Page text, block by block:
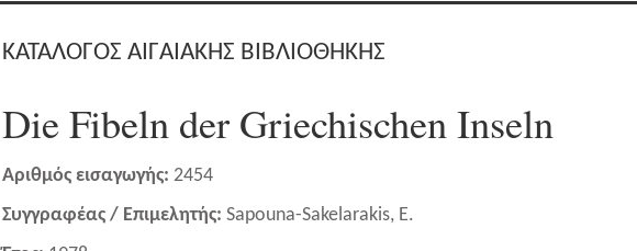
ΚΑΤΑΛΟΓΟΣ ΑΙΓΑΙΑΚΗΣ ΒΙΒΛΙΟΘΗΚΗΣ
Die Fibeln der Griechischen Inseln
Αριθμός εισαγωγής: 2454
Συγγραφέας / Επιμελητής: Sapouna-Sakelarakis, E.